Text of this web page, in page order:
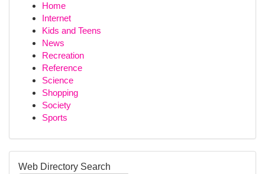
Home
Internet
Kids and Teens
News
Recreation
Reference
Science
Shopping
Society
Sports
Web Directory Search